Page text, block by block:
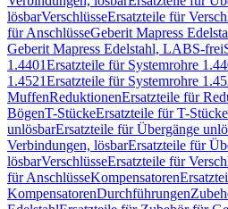
lösbarVerschlüsseErsatzteile für
für AnschlüsseGeberit Mapress
Geberit Mapress Edelstahl, LABS-frei
1.4401Ersatzteile für Systemrohre
1.4521Ersatzteile für Systemrohre
MuffenReduktionenErsatzteile für
BögenT-StückeErsatzteile für T-Stücke
unlösbarErsatzteile für Übergänge
Verbindungen, lösbarErsatzteile für
lösbarVerschlüsseErsatzteile für
für AnschlüsseKompensatoren
KompensatorenDurchführungen